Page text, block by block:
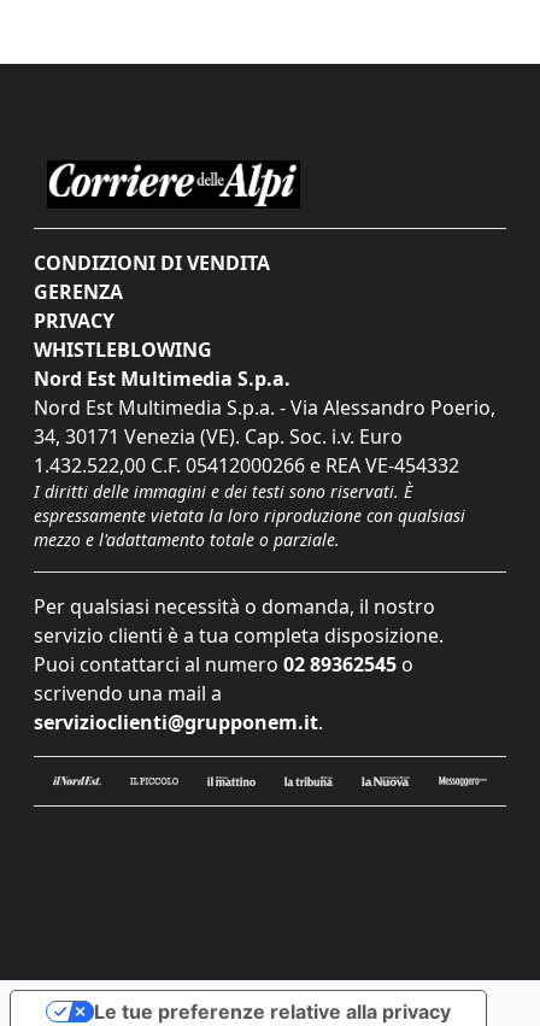
CONDIZIONI DI VENDITA
GERENZA
PRIVACY
WHISTLEBLOWING
Nord Est Multimedia S.p.a.
Nord Est Multimedia S.p.a. - Via Alessandro Poerio,
34, 30171 Venezia (VE). Cap. Soc. i.v. Euro
1.432.522,00 C.F. 05412000266 e REA VE-454332
I diritti delle immagini e dei testi sono riservati. È
espressamente vietata la loro riproduzione con qualsiasi
mezzo e l'adattamento totale o parziale.
Per qualsiasi necessità o domanda, il nostro
servizio clienti è a tua completa disposizione.
Puoi contattarci al numero 02 89362545 o
scrivendo una mail a
servizioclienti@grupponem.it.
Le tue preferenze relative alla privacy